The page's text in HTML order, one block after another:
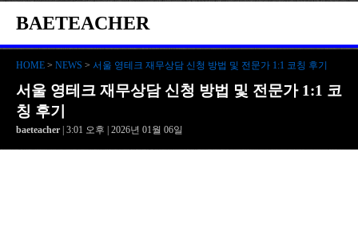
BAETEACHER
HOME > NEWS > 서울 영테크 재무상담 신청 방법 및 전문가 1:1 코칭 후기
서울 영테크 재무상담 신청 방법 및 전문가 1:1 코
칭 후기
baeteacher | 3:01 오후 | 2026년 01월 06일